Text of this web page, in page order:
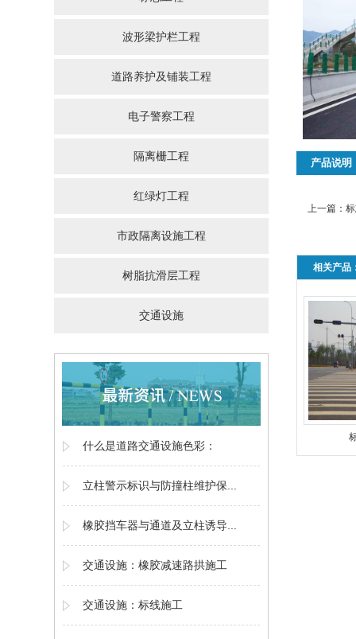
波形梁护栏工程
道路养护及铺装工程
电子警察工程
隔离栅工程
红绿灯工程
市政隔离设施工程
树脂抗滑层工程
交通设施
什么是道路交通设施色彩：
立柱警示标识与防撞柱维护保...
橡胶挡车器与通道及立柱诱导...
交通设施：橡胶减速路拱施工
交通设施：标线施工
产品说明
上一篇：
相关产品